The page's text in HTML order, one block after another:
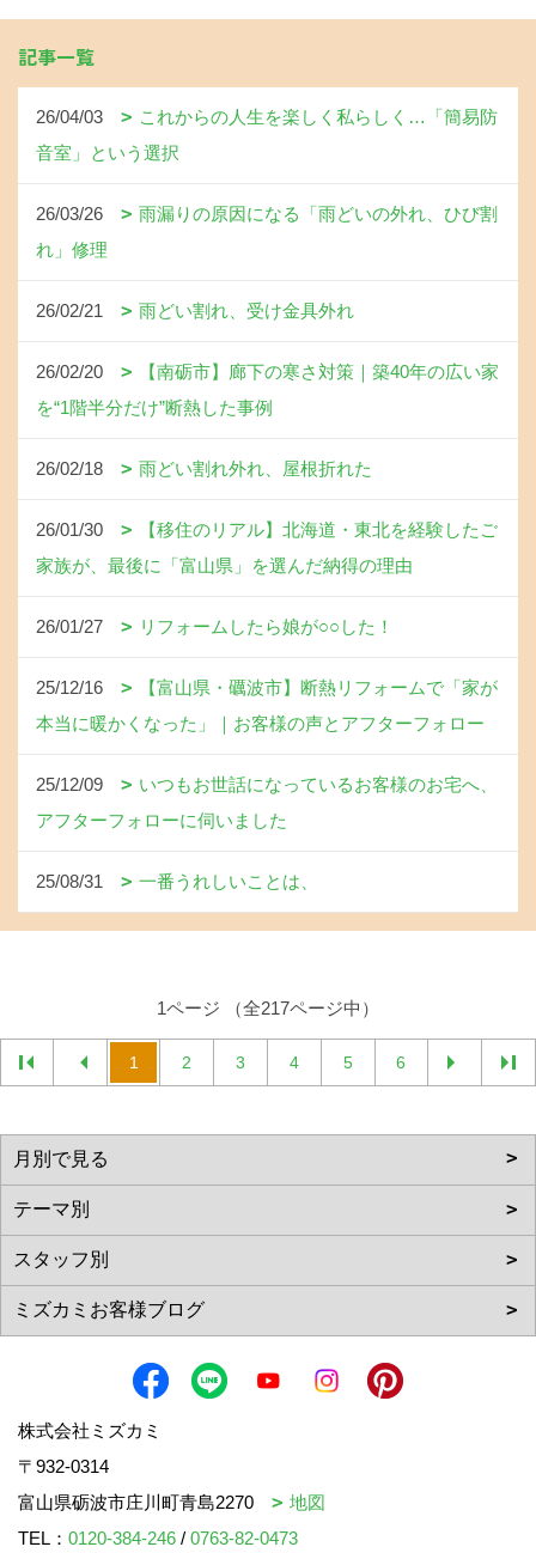
記事一覧
26/04/03
これからの人生を楽しく私らしく…「簡易防
音室」という選択
26/03/26
雨漏りの原因になる「雨どいの外れ、ひび割
れ」修理
26/02/21 雨どい割れ、受け金具外れ
26/02/20
【南砺市】廊下の寒さ対策｜築40年の広い家
を“1階半分だけ”断熱した事例
26/02/18 雨どい割れ外れ、屋根折れた
26/01/30
【移住のリアル】北海道・東北を経験したご
家族が、最後に「富山県」を選んだ納得の理由
26/01/27 リフォームしたら娘が○○した！
25/12/16
【富山県・礪波市】断熱リフォームで「家が
本当に暖かくなった」｜お客様の声とアフターフォロー
25/12/09
いつもお世話になっているお客様のお宅へ、
アフターフォローに伺いました
25/08/31 一番うれしいことは、
1ページ （全217ページ中）
1 2 3 4 5 6
株式会社ミズカミ
〒932-0314
富山県砺波市庄川町青島2270
地図
TEL： 0120-384-246 / 0763-82-0473